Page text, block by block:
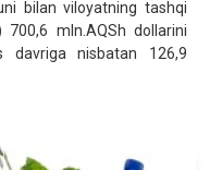
bilan viloyatning tashqi
mln.AQSh dollarini
nisbatan 126,9